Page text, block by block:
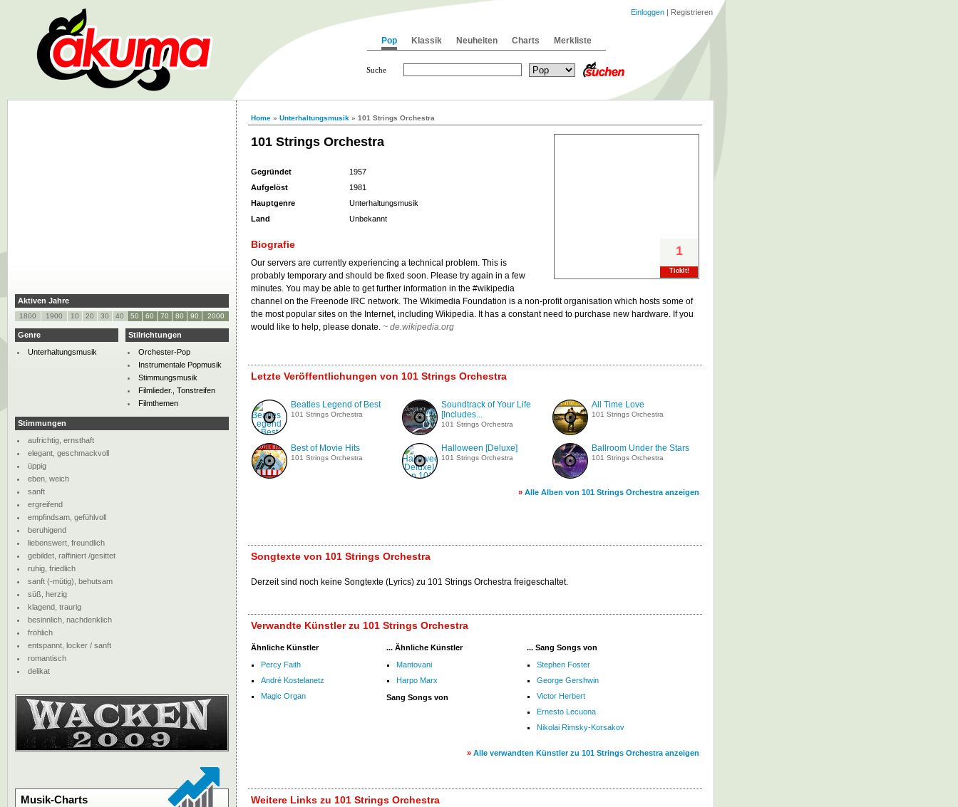
Home » Unterhaltungsmusik » 101 Strings Orchestra
101 Strings Orchestra
1
TickIt!
Gegründet
1957
Aufgelöst
1981
Hauptgenre
Unterhaltungsmusik
Land
Unbekannt
Biografie
Our servers are currently experiencing a technical problem. This is
probably temporary and should be fixed soon. Please try again in a few
minutes. You may be able to get further information in the #wikipedia
channel on the Freenode IRC network. The Wikimedia Foundation is a non-profit organisation which hosts some of
the most popular sites on the Internet, including Wikipedia. It has a constant need to purchase new hardware. If you
would like to help, please donate. ~ de.wikipedia.org
Letzte Veröffentlichungen von 101 Strings Orchestra
Beatles Legend of Best
101 Strings Orchestra
Soundtrack of Your Life
[Includes...
101 Strings Orchestra
All Time Love
101 Strings Orchestra
Best of Movie Hits
101 Strings Orchestra
Halloween [Deluxe]
101 Strings Orchestra
Ballroom Under the Stars
101 Strings Orchestra
» Alle Alben von 101 Strings Orchestra anzeigen
Songtexte von 101 Strings Orchestra
Derzeit sind noch keine Songtexte (Lyrics) zu 101 Strings Orchestra freigeschaltet.
Verwandte Künstler zu 101 Strings Orchestra
Ähnliche Künstler
Percy Faith
André Kostelanetz
Magic Organ
... Ähnliche Künstler
Mantovani
Harpo Marx
Sang Songs von
... Sang Songs von
Stephen Foster
George Gershwin
Victor Herbert
Ernesto Lecuona
Nikolai Rimsky-Korsakov
» Alle verwandten Künstler zu 101 Strings Orchestra anzeigen
Weitere Links zu 101 Strings Orchestra
Aktiven Jahre
1800 1900 10 20 30 40 50 60 70 80 90 2000
Genre
Unterhaltungsmusik
Stilrichtungen
Orchester-Pop
Instrumentale Popmusik
Stimmungsmusik
Filmlieder., Tonstreifen
Filmthemen
Stimmungen
aufrichtig, ernsthaft
elegant, geschmackvoll
üppig
eben, weich
sanft
ergreifend
empfindsam, gefühlvoll
beruhigend
liebenswert, freundlich
gebildet, raffiniert /gesittet
ruhig, friedlich
sanft (-mütig), behutsam
süß, herzig
klagend, traurig
besinnlich, nachdenklich
fröhlich
entspannt, locker / sanft
romantisch
delikat
Musik-Charts
Pop Klassik Neuheiten Charts Merkliste
Einloggen | Registrieren
Suche